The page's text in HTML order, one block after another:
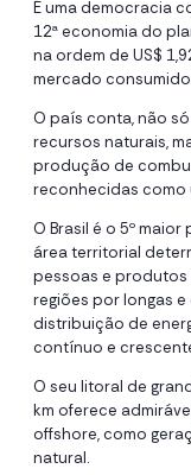
É uma democracia
12ª economia do
na ordem de US$
mercado
O país conta, não
recursos naturais,
produção de
reconhecidas como
O Brasil é o 5º
área territorial
pessoas e produtos
regiões por longas
distribuição de
contínuo e
O seu litoral de
km oferece
offshore, como
natural.